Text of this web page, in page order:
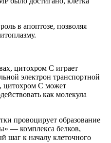
в апоптозе, позволяя
цитохром С играет
электрон транспортной
цитохром C может
как молекула
провоцирует образование
— комплекса белков,
шаг к началу клеточного